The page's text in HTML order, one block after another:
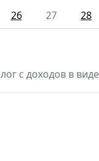
26
27 28
с доходов в